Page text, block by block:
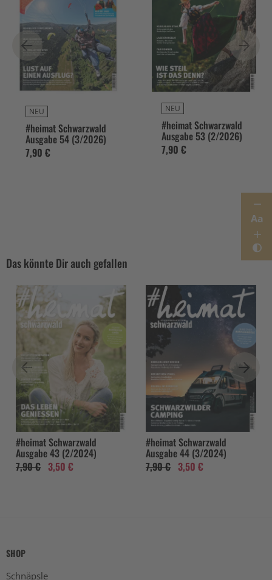
Aa
NEU
#heimat Schwarzwald
Ausgabe 54 (3/2026)
7,90 €
NEU
#heimat Schwarzwald
Ausgabe 53 (2/2026)
7,90 €
Das könnte Dir auch gefallen
#heimat Schwarzwald
Ausgabe 43 (2/2024)
7,90 € 3,50 €
#heimat Schwarzwald
Ausgabe 44 (3/2024)
7,90 € 3,50 €
SHOP
Schnäpsle